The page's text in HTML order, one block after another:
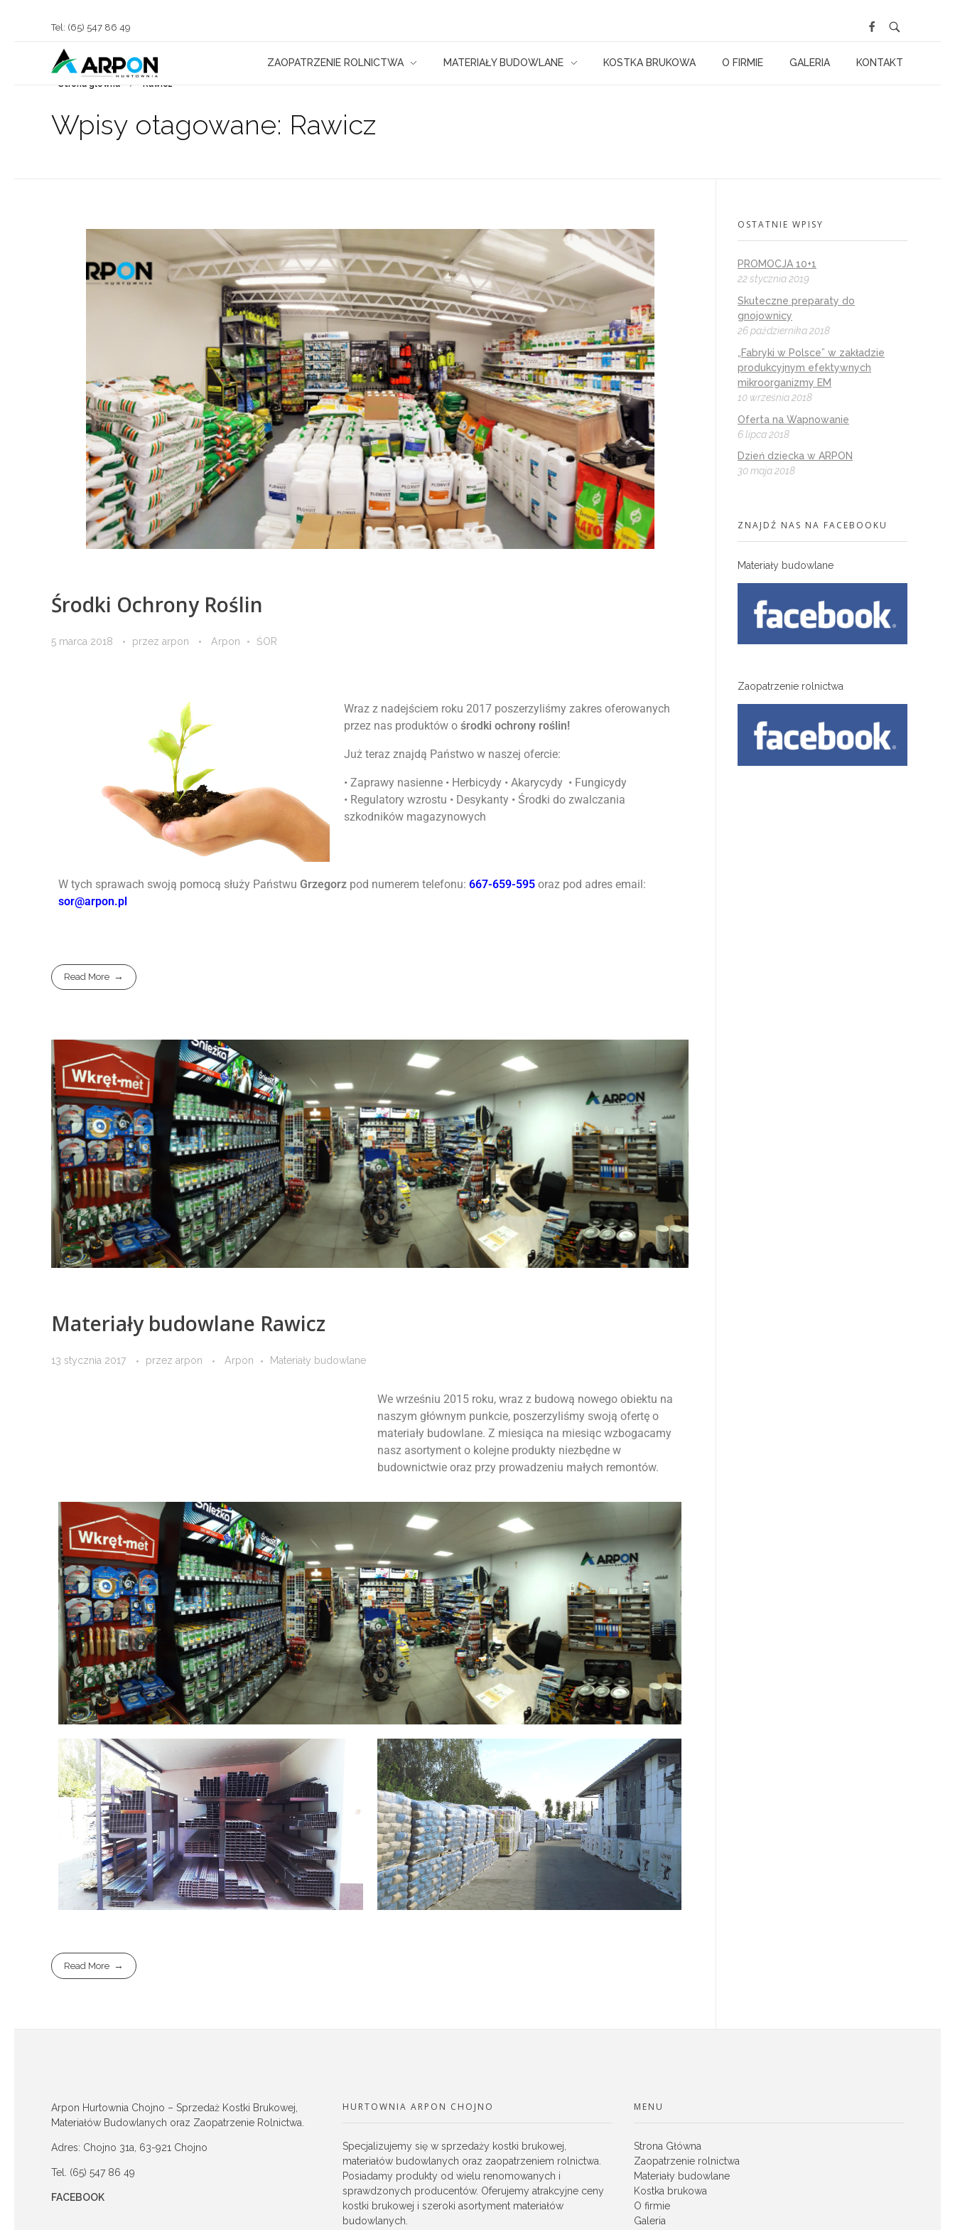
Tel: (65) 547 86 49
ZAOPATRZENIE ROLNICTWA MATERIAŁY BUDOWLANE KOSTKA BRUKOWA O FIRMIE GALERIA KONTAKT
Strona główna Rawicz
Wpisy otagowane: Rawicz
Środki Ochrony Roślin
5 marca 2018 przez arpon Arpon ŚOR
Wraz z nadejściem roku 2017 poszerzyliśmy zakres oferowanych
przez nas produktów ośrodki ochrony roślin!
Już teraz znajdą Państwo w naszej ofercie:
• Zaprawy nasienne • Herbicydy • Akarycydy • Fungicydy
• Regulatory wzrostu • Desykanty • Środki do zwalczania
szkodników magazynowych
W tych sprawach swoją pomocą służy Państwu Grzegorz pod numerem telefonu: 667-659-595 oraz pod adres email:
sor@arpon.pl
Read More
Materiały budowlane Rawicz
13 stycznia 2017 przez arpon Arpon Materiały budowlane
We wrześniu 2015 roku, wraz z budową nowego obiektu na
naszym głównym punkcie, poszerzyliśmy swoją ofertę o
materiały budowlane. Z miesiąca na miesiąc wzbogacamy
nasz asortyment o kolejne produkty niezbędne w
budownictwie oraz przy prowadzeniu małych remontów.
Read More
OSTATNIE WPISY
PROMOCJA 10+1
22 stycznia 2019
Skuteczne preparaty do
gnojownicy
26 października 2018
„Fabryki w Polsce” w zakładzie
produkcyjnym efektywnych
mikroorganizmy EM
10 września 2018
Oferta na Wapnowanie
6 lipca 2018
Dzień dziecka w ARPON
30 maja 2018
ZNAJDŹ NAS NA FACEBOOKU
Materiały budowlane
Zaopatrzenie rolnictwa
Arpon Hurtownia Chojno – Sprzedaż Kostki Brukowej,
Materiałów Budowlanych oraz Zaopatrzenie Rolnictwa.
Adres: Chojno 31a, 63-921 Chojno
Tel. (65) 547 86 49
FACEBOOK
HURTOWNIA ARPON CHOJNO
Specjalizujemy się w sprzedaży kostki brukowej,
materiałów budowlanych oraz zaopatrzeniem rolnictwa.
Posiadamy produkty od wielu renomowanych i
sprawdzonych producentów. Oferujemy atrakcyjne ceny
kostki brukowej i szeroki asortyment materiałów
budowlanych.
MENU
Strona Główna
Zaopatrzenie rolnictwa
Materiały budowlane
Kostka brukowa
O firmie
Galeria